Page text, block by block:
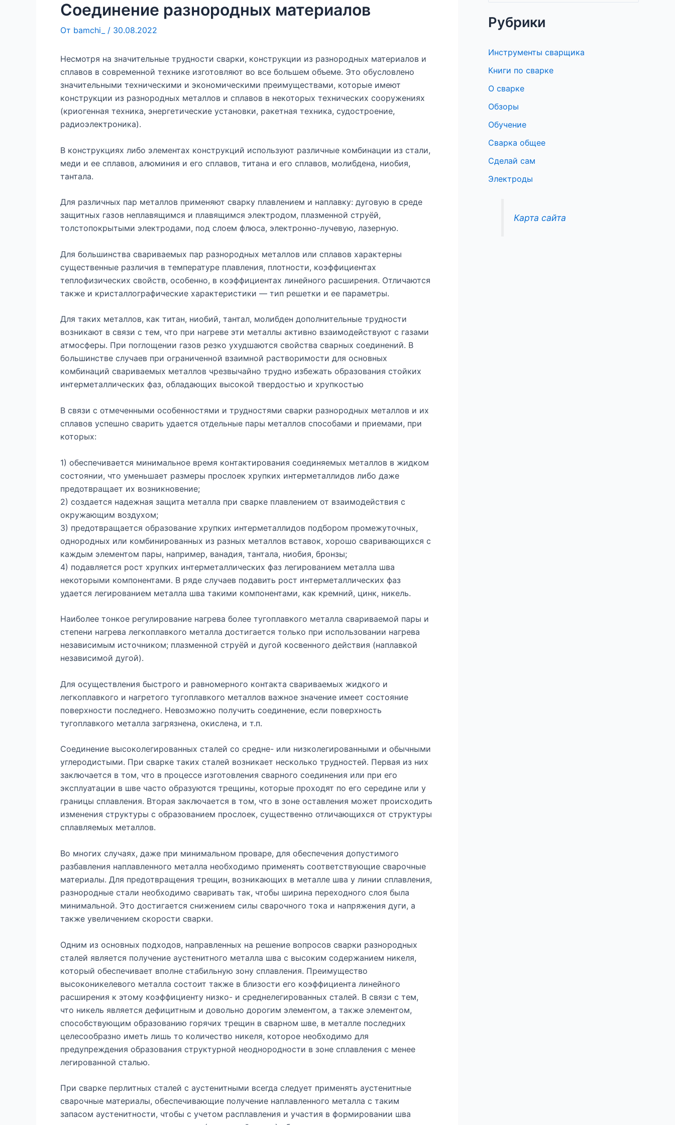
Соединение разнородных материалов
От bamchi_ / 30.08.2022
Несмотря на значительные трудности сварки, конструкции из разнородных материалов и
сплавов в современной технике изготовляют во все большем объеме. Это обусловлено
значительными техническими и экономическими преимуществами, которые имеют
конструкции из разнородных металлов и сплавов в некоторых технических сооружениях
(криогенная техника, энергетические установки, ракетная техника, судостроение,
радиоэлектроника).
В конструкциях либо элементах конструкций используют различные комбинации из стали,
меди и ее сплавов, алюминия и его сплавов, титана и его сплавов, молибдена, ниобия,
тантала.
Для различных пар металлов применяют сварку плавлением и наплавку: дуговую в среде
защитных газов неплавящимся и плавящимся электродом, плазменной струёй,
толстопокрытыми электродами, под слоем флюса, электронно-лучевую, лазерную.
Для большинства свариваемых пар разнородных металлов или сплавов характерны
существенные различия в температуре плавления, плотности, коэффициентах
теплофизических свойств, особенно, в коэффициентах линейного расширения. Отличаются
также и кристаллографические характеристики — тип решетки и ее параметры.
Для таких металлов, как титан, ниобий, тантал, молибден дополнительные трудности
возникают в связи с тем, что при нагреве эти металлы активно взаимодействуют с газами
атмосферы. При поглощении газов резко ухудшаются свойства сварных соединений. В
большинстве случаев при ограниченной взаимной растворимости для основных
комбинаций свариваемых металлов чрезвычайно трудно избежать образования стойких
интерметаллических фаз, обладающих высокой твердостью и хрупкостью
В связи с отмеченными особенностями и трудностями сварки разнородных металлов и их
сплавов успешно сварить удается отдельные пары металлов способами и приемами, при
которых:
1) обеспечивается минимальное время контактирования соединяемых металлов в жидком
состоянии, что уменьшает размеры прослоек хрупких интерметаллидов либо даже
предотвращает их возникновение;
2) создается надежная защита металла при сварке плавлением от взаимодействия с
окружающим воздухом;
3) предотвращается образование хрупких интерметаллидов подбором промежуточных,
однородных или комбинированных из разных металлов вставок, хорошо сваривающихся с
каждым элементом пары, например, ванадия, тантала, ниобия, бронзы;
4) подавляется рост хрупких интерметаллических фаз легированием металла шва
некоторыми компонентами. В ряде случаев подавить рост интерметаллических фаз
удается легированием металла шва такими компонентами, как кремний, цинк, никель.
Наиболее тонкое регулирование нагрева более тугоплавкого металла свариваемой пары и
степени нагрева легкоплавкого металла достигается только при использовании нагрева
независимым источником; плазменной струёй и дугой косвенного действия (наплавкой
независимой дугой).
Для осуществления быстрого и равномерного контакта свариваемых жидкого и
легкоплавкого и нагретого тугоплавкого металлов важное значение имеет состояние
поверхности последнего. Невозможно получить соединение, если поверхность
тугоплавкого металла загрязнена, окислена, и т.п.
Соединение высоколегированных сталей со средне- или низколегированными и обычными
углеродистыми. При сварке таких сталей возникает несколько трудностей. Первая из них
заключается в том, что в процессе изготовления сварного соединения или при его
эксплуатации в шве часто образуются трещины, которые проходят по его середине или у
границы сплавления. Вторая заключается в том, что в зоне оставления может происходить
изменения структуры с образованием прослоек, существенно отличающихся от структуры
сплавляемых металлов.
Во многих случаях, даже при минимальном проваре, для обеспечения допустимого
разбавления наплавленного металла необходимо применять соответствующие сварочные
материалы. Для предотвращения трещин, возникающих в металле шва у линии сплавления,
разнородные стали необходимо сваривать так, чтобы ширина переходного слоя была
минимальной. Это достигается снижением силы сварочного тока и напряжения дуги, а
также увеличением скорости сварки.
Одним из основных подходов, направленных на решение вопросов сварки разнородных
сталей является получение аустенитного металла шва с высоким содержанием никеля,
который обеспечивает вполне стабильную зону сплавления. Преимущество
высоконикелевого металла состоит также в близости его коэффициента линейного
расширения к этому коэффициенту низко- и среднелегированных сталей. В связи с тем,
что никель является дефицитным и довольно дорогим элементом, а также элементом,
способствующим образованию горячих трещин в сварном шве, в металле последних
целесообразно иметь лишь то количество никеля, которое необходимо для
предупреждения образования структурной неоднородности в зоне сплавления с менее
легированной сталью.
При сварке перлитных сталей с аустенитными всегда следует применять аустенитные
сварочные материалы, обеспечивающие получение наплавленного металла с таким
запасом аустенитности, чтобы с учетом расплавления и участия в формировании шва
и
к
:
Рубрики
Инструменты сварщика
Книги по сварке
О сварке
Обзоры
Обучение
Сварка общее
Сделай сам
Электроды
Карта сайта